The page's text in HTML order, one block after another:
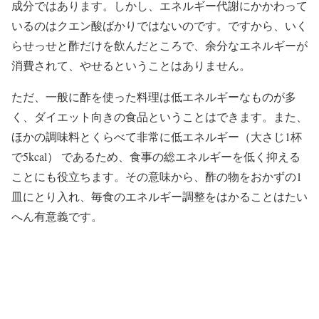
成分ではあります。しかし、エネルギー代謝にかかわって
いるのはクエン酸ばかりではないのです。ですから、いく
らせっせと酢だけを飲んだところで、余分なエネルギーが
消費されて、やせるということはありません。
ただ、一般に酢を使った料理は低エネルギーなものが多
く、ダイエット向きの食品ということはできます。また、
ほかの調味料とくらべて非常に低エネルギー（大さじ1杯
で5kcal） であるため、食事の総エネルギーを低く抑える
ことにも役立ちます。その意味から、酢の物をおかずの1
皿にとり入れ、毎食のエネルギー調整をはかることはたい
へん有意義です。